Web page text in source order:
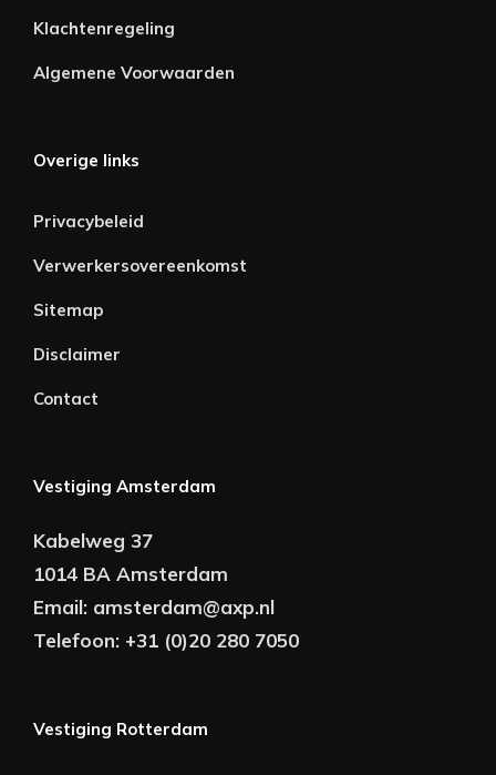
Klachtenregeling
Algemene Voorwaarden
Overige links
Privacybeleid
Verwerkersovereenkomst
Sitemap
Disclaimer
Contact
Vestiging Amsterdam
Kabelweg 37
1014 BA Amsterdam
Email: amsterdam@axp.nl
Telefoon: +31 (0)20 280 7050
Vestiging Rotterdam